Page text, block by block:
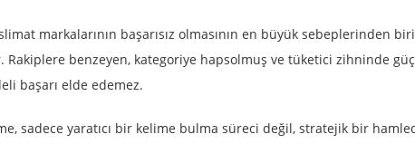
markalarının başarısız olmasının en büyük sebeplerinden
Rakiplere benzeyen, kategoriye hapsolmuş ve tüketici zihninde
başarı elde edemez.
sadece yaratıcı bir kelime bulma süreci değil, stratejik bir